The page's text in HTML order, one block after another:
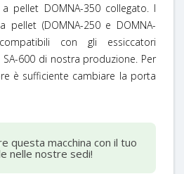
pellet DOMNA-350 collegato. I
pellet (DOMNA-250 e DOMNA-
con gli essiccatori
600 di nostra produzione. Per
è sufficiente cambiare la porta
questa macchina con il tuo
nelle nostre sedi!